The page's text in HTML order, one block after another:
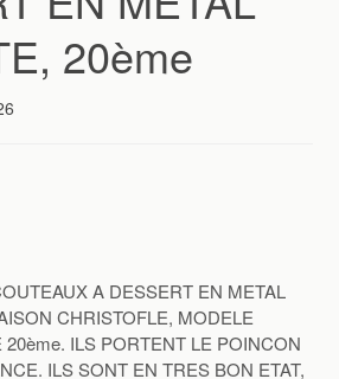
20ème
A DESSERT EN METAL
CHRISTOFLE, MODELE
ILS PORTENT LE POINCON
ILS SONT EN TRES BON ETAT,